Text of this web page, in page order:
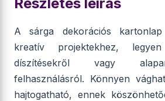
A sárga dekorációs
kreatív projektekhez,
díszítésekről vagy
felhasználásról. Könnyen
hajtogatható, ennek